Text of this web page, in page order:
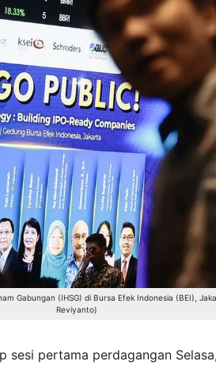
Gabungan (IHSG) di Bursa Efek Indonesia (BEI),
Reviyanto)
sesi pertama perdagangan